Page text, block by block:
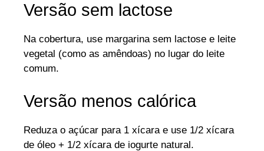
Versão sem lactose
Na cobertura, use margarina sem lactose e leite
vegetal (como as amêndoas) no lugar do leite
comum.
Versão menos calórica
Reduza o açúcar para 1 xícara e use 1/2 xícara
de óleo + 1/2 xícara de iogurte natural.